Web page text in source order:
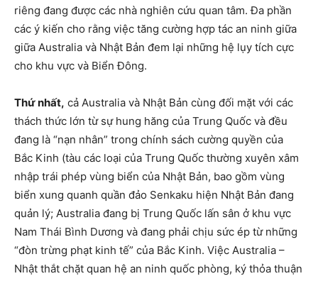
riêng đang được các nhà nghiên cứu quan tâm. Đa phần
các ý kiến cho rằng việc tăng cường hợp tác an ninh giữa
giữa Australia và Nhật Bản đem lại những hệ lụy tích cực
cho khu vực và Biển Đông.
Thứ nhất, cả Australia và Nhật Bản cùng đối mặt với các
thách thức lớn từ sự hung hăng của Trung Quốc và đều
đang là “nạn nhân” trong chính sách cường quyền của
Bắc Kinh (tàu các loại của Trung Quốc thường xuyên xâm
nhập trái phép vùng biển của Nhật Bản, bao gồm vùng
biển xung quanh quần đảo Senkaku hiện Nhật Bản đang
quản lý; Australia đang bị Trung Quốc lấn sân ở khu vực
Nam Thái Bình Dương và đang phải chịu sức ép từ những
“đòn trừng phạt kinh tế” của Bắc Kinh. Việc Australia –
Nhật thắt chặt quan hệ an ninh quốc phòng, ký thỏa thuận